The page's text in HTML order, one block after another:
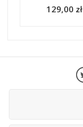
129,00 zł